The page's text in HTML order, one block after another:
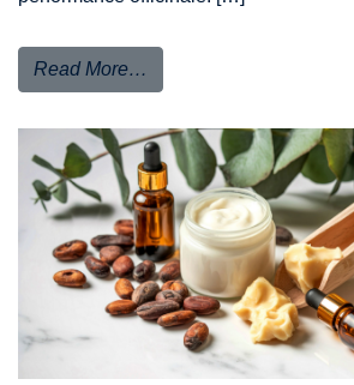
Read More…